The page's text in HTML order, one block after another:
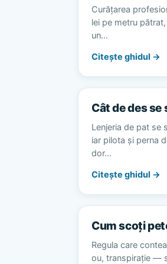
Curățarea
lei pe metru
un…
Citește ghidul →
Cât de des se
Lenjeria de pat se
iar pilota și perna
dor…
Citește ghidul →
Cum scoți
Regula care
ou, transpirație —